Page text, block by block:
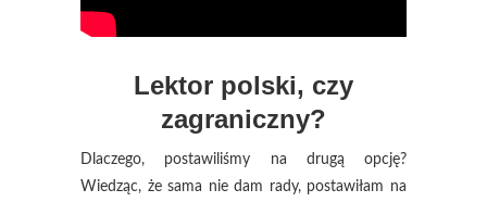
Lektor polski, czy
zagraniczny?
Dlaczego, postawiliśmy na drugą opcję?
Wiedząc, że sama nie dam rady, postawiłam na